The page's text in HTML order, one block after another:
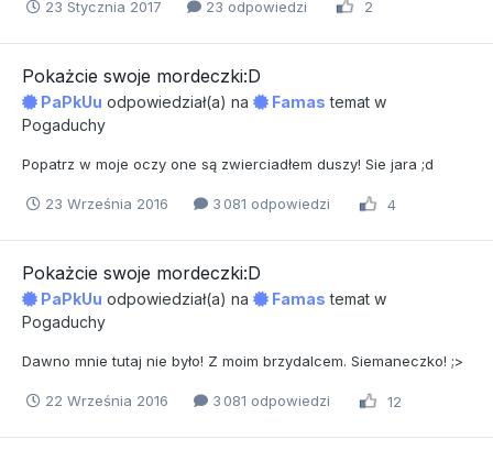
23 Stycznia 2017 23 odpowiedzi 2
Pokażcie swoje mordeczki:D
PaPkUu odpowiedział(a) na Famas temat w
Pogaduchy
Popatrz w moje oczy one są zwierciadłem duszy! Sie jara ;d
23 Września 2016 3 081 odpowiedzi 4
Pokażcie swoje mordeczki:D
PaPkUu odpowiedział(a) na Famas temat w
Pogaduchy
Dawno mnie tutaj nie było! Z moim brzydalcem. Siemaneczko! ;>
22 Września 2016 3 081 odpowiedzi 12